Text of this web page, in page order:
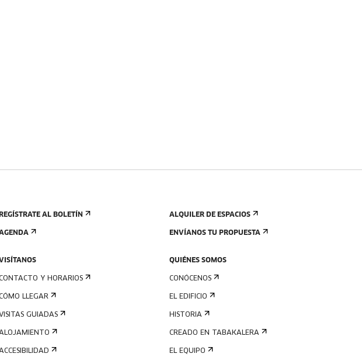
REGÍSTRATE AL BOLETÍN
Y HORARIOS
LLEGAR
GUIADAS
ALQUILER DE ESPACIOS
ENVÍANOS TU PROPUESTA
QUIÉNES SOMOS
CONÓCENOS
EL EDIFICIO
HISTORIA
CREADO EN TABAKALERA
EL EQUIPO